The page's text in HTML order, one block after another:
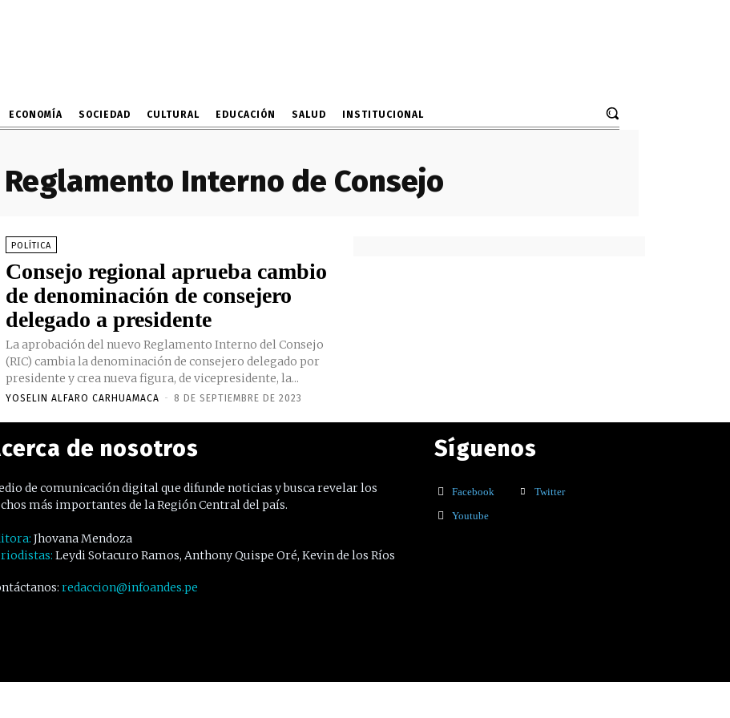
ECONOMÍA SOCIEDAD CULTURAL EDUCACIÓN SALUD INSTITUCIONAL
Reglamento Interno de Consejo
POLÍTICA
Consejo regional aprueba cambio
de denominación de consejero
delegado a presidente
La aprobación del nuevo Reglamento Interno del Consejo
(RIC) cambia la denominación de consejero delegado por
presidente y crea nueva figura, de vicepresidente, la...
YOSELIN ALFARO CARHUAMACA - 8 DE SEPTIEMBRE DE 2023
de nosotros
de comunicación digital que difunde noticias y busca revelar los
más importantes de la Región Central del país.
Jhovana Mendoza
Leydi Sotacuro Ramos, Anthony Quispe Oré, Kevin de los Ríos
redaccion@infoandes.pe
Síguenos
Facebook
Twitter
Youtube